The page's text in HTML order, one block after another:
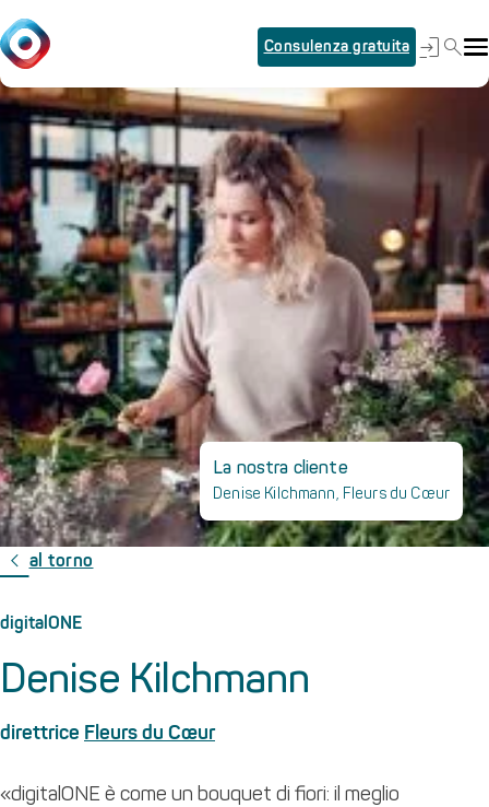
Consulenza gratuita
La nostra cliente
Denise Kilchmann, Fleurs du Cœur
al torno
digitalONE
Denise Kilchmann
direttrice Fleurs du Cœur
«digitalONE è come un bouquet di fiori: il meglio